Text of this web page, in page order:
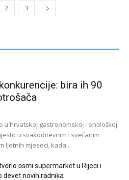
2 3
bira ih 90
u hrvatskoj gastronomskoj i enološkoj
u svakodnevnim i svečanim
ljetnih mjeseci, kada...
osmi supermarket u Rijeci i
devet novih radnika